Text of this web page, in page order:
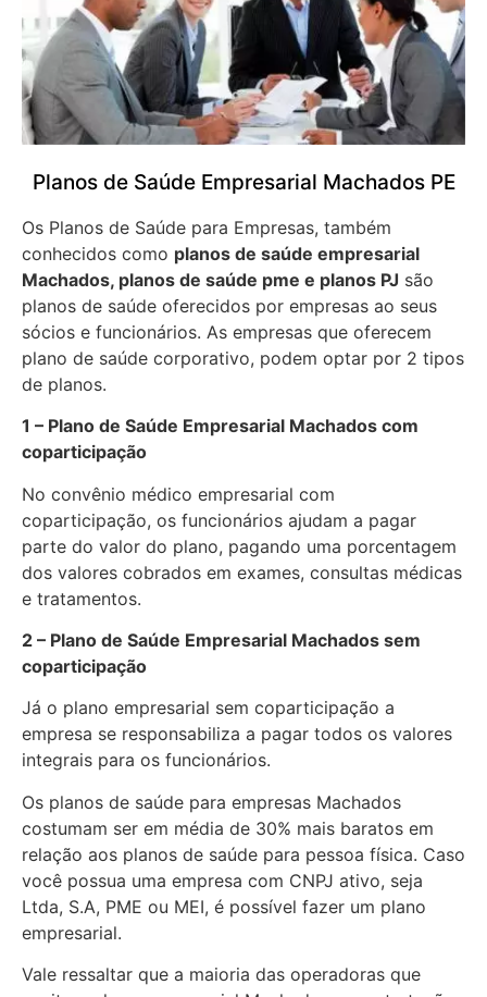
Planos de Saúde Empresarial Machados PE
Os Planos de Saúde para Empresas, também
conhecidos como planos de saúde empresarial
Machados, planos de saúde pme e planos PJ são
planos de saúde oferecidos por empresas ao seus
sócios e funcionários. As empresas que oferecem
plano de saúde corporativo, podem optar por 2 tipos
de planos.
1 – Plano de Saúde Empresarial Machados com
coparticipação
No convênio médico empresarial com
coparticipação, os funcionários ajudam a pagar
parte do valor do plano, pagando uma porcentagem
dos valores cobrados em exames, consultas médicas
e tratamentos.
2 – Plano de Saúde Empresarial Machados sem
coparticipação
Já o plano empresarial sem coparticipação a
empresa se responsabiliza a pagar todos os valores
integrais para os funcionários.
Os planos de saúde para empresas Machados
costumam ser em média de 30% mais baratos em
relação aos planos de saúde para pessoa física. Caso
você possua uma empresa com CNPJ ativo, seja
Ltda, S.A, PME ou MEI, é possível fazer um plano
empresarial.
Vale ressaltar que a maioria das operadoras que